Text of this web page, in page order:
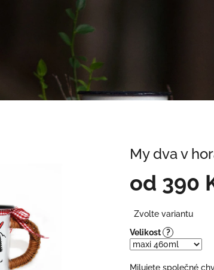
My dva v
od 390
cena:
Zvolte variantu
Velikost ?
Milujete společné